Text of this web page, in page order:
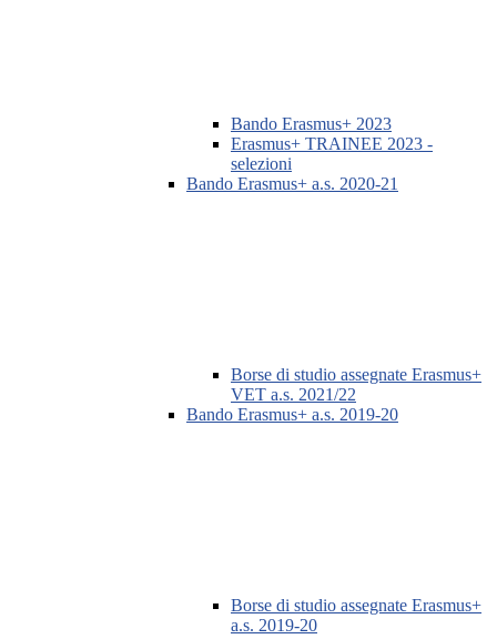
Bando Erasmus+ 2023
Erasmus+ TRAINEE 2023 -
selezioni
Bando Erasmus+ a.s. 2020-21
Borse di studio assegnate Erasmus+
VET a.s. 2021/22
Bando Erasmus+ a.s. 2019-20
Borse di studio assegnate Erasmus+
a.s. 2019-20